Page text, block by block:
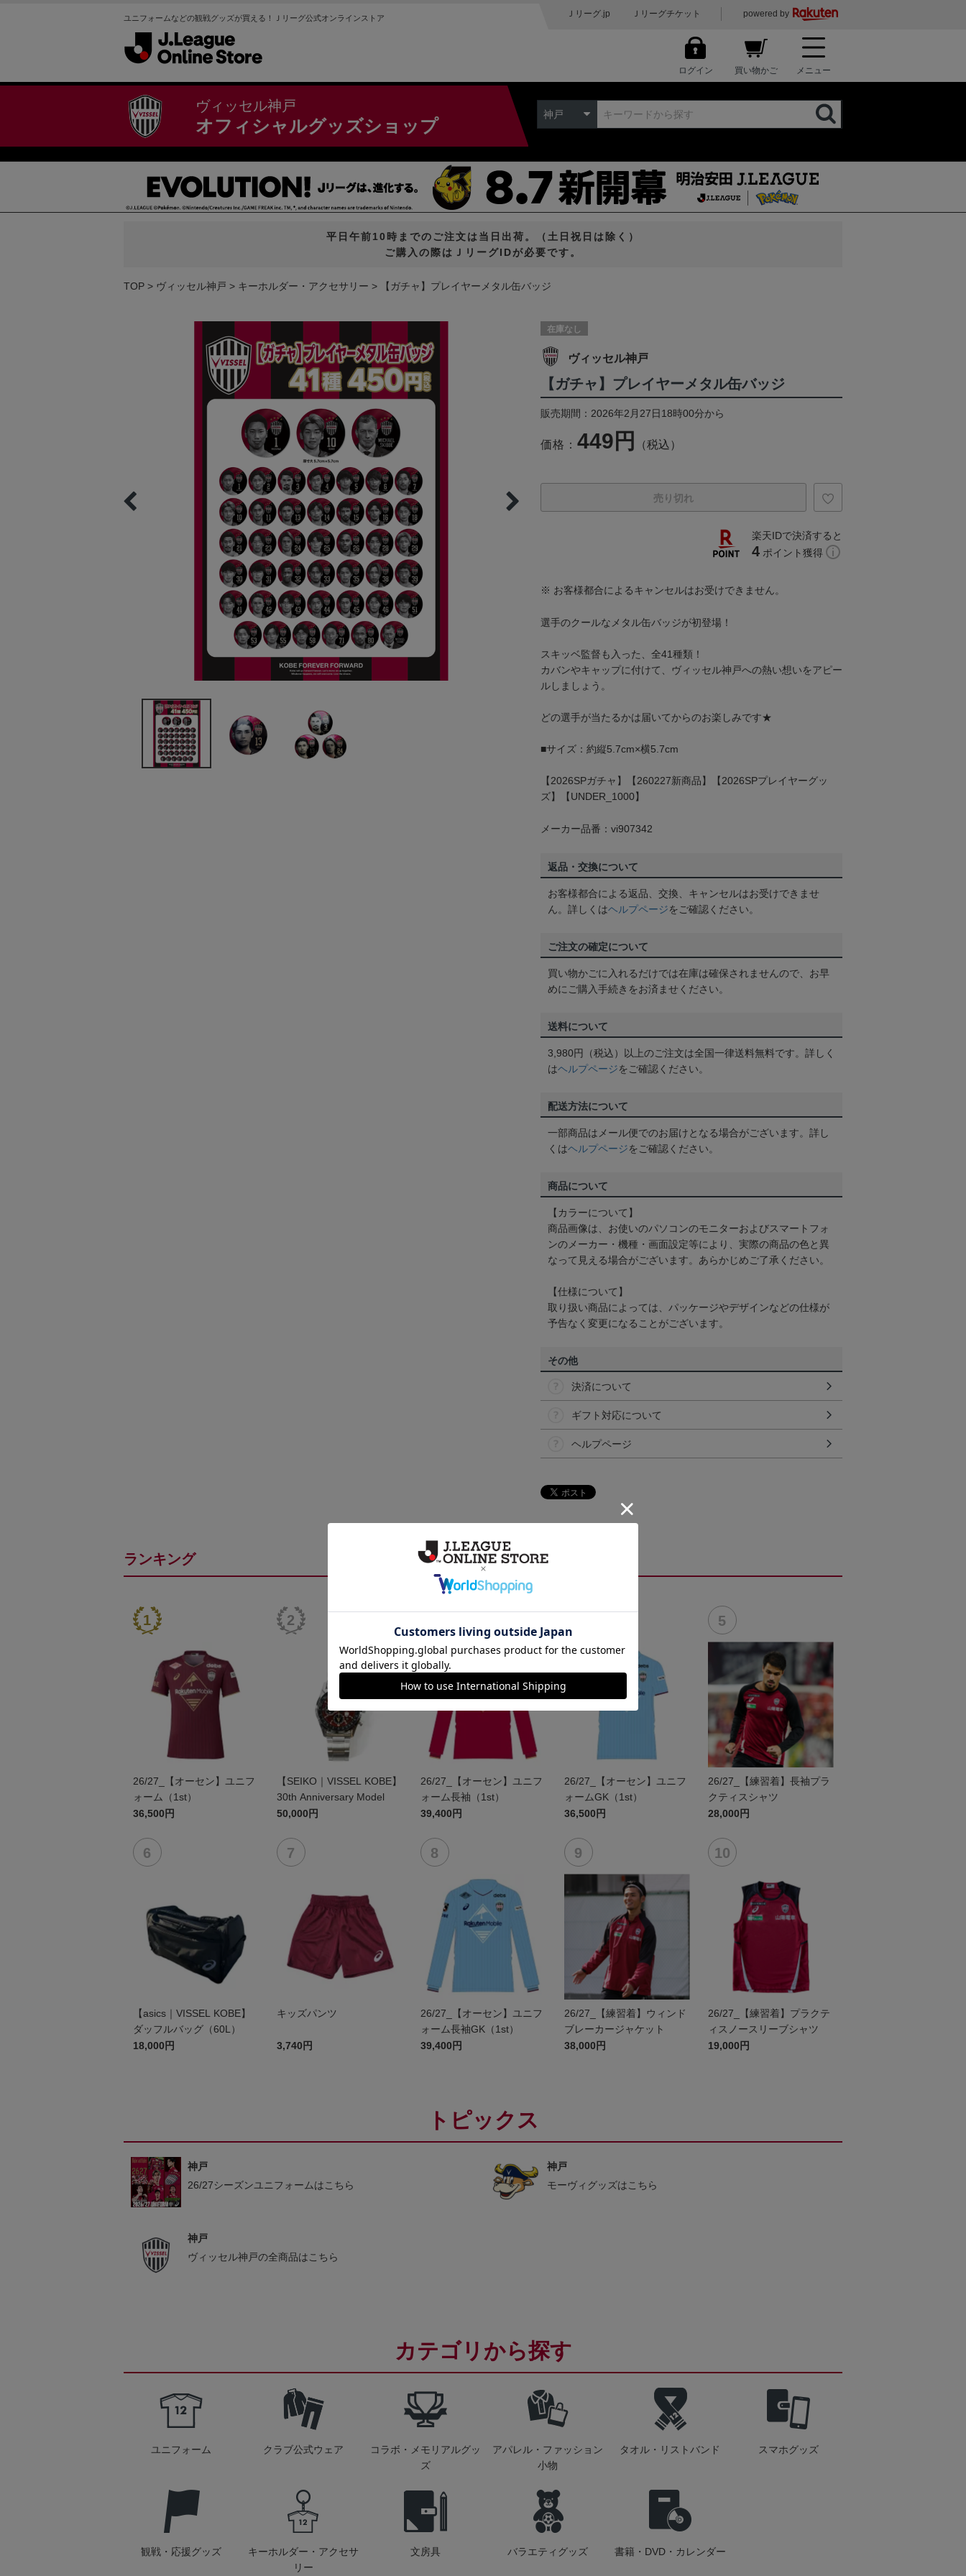
ユニフォームなどの観戦グッズが買える！Ｊリーグ公式オンラインストア Ｊリーグ.jp Ｊリーグチケット powered by
ログイン 買い物かご メニュー
ヴィッセル神戸
オフィシャルグッズショップ
神戸
平日午前10時までのご注文は当日出荷。（土日祝日は除く）
ご購入の際はＪリーグIDが必要です。
TOP ヴィッセル神戸 キーホルダー・アクセサリー 【ガチャ】プレイヤーメタル缶バッジ
在庫なし
ヴィッセル神戸
【ガチャ】プレイヤーメタル缶バッジ
販売期間：2026年2月27日18時00分から
価格： 449円 （税込）
売り切れ
楽天IDで決済すると
4 ポイント獲得
※ お客様都合によるキャンセルはお受けできません。
選手のクールなメタル缶バッジが初登場！
スキッベ監督も入った、全41種類！
カバンやキャップに付けて、ヴィッセル神戸への熱い想いをアピー
ルしましょう。
どの選手が当たるかは届いてからのお楽しみです★
■サイズ：約縦5.7cm×横5.7cm
【2026SPガチャ】【260227新商品】【2026SPプレイヤーグッ
ズ】【UNDER_1000】
メーカー品番：vi907342
返品・交換について
お客様都合による返品、交換、キャンセルはお受けできませ
ん。詳しくはヘルプページをご確認ください。
ご注文の確定について
買い物かごに入れるだけでは在庫は確保されませんので、お早
めにご購入手続きをお済ませください。
送料について
3,980円（税込）以上のご注文は全国一律送料無料です。詳しく
はヘルプページをご確認ください。
配送方法について
一部商品はメール便でのお届けとなる場合がございます。詳し
くはヘルプページをご確認ください。
商品について
【カラーについて】
商品画像は、お使いのパソコンのモニターおよびスマートフォ
ンのメーカー・機種・画面設定等により、実際の商品の色と異
なって見える場合がございます。あらかじめご了承ください。
【仕様について】
取り扱い商品によっては、パッケージやデザインなどの仕様が
予告なく変更になることがございます。
その他
決済について
ギフト対応について
ヘルプページ
ランキング
26/27_【オーセン】ユニフ
ォーム（1st）
36,500円
【SEIKO｜VISSEL KOBE】
30th Anniversary Model
50,000円
26/27_【オーセン】ユニフ
ォーム長袖（1st）
39,400円
26/27_【オーセン】ユニフ
ォームGK（1st）
36,500円
26/27_【練習着】長袖プラ
クティスシャツ
28,000円
【asics｜VISSEL KOBE】
ダッフルバッグ（60L）
18,000円
キッズパンツ
3,740円
26/27_【オーセン】ユニフ
ォーム長袖GK（1st）
39,400円
26/27_【練習着】ウィンド
ブレーカージャケット
38,000円
26/27_【練習着】プラクテ
ィスノースリーブシャツ
19,000円
トピックス
神戸
26/27シーズンユニフォームはこちら
神戸
モーヴィグッズはこちら
神戸
ヴィッセル神戸の全商品はこちら
カテゴリから探す
ユニフォーム クラブ公式ウェア
コラボ・メモリアルグッ
ズ
アパレル・ファッション
小物
タオル・リストバンド スマホグッズ
観戦・応援グッズ
キーホルダー・アクセサ
リー
文房具 バラエティグッズ 書籍・DVD・カレンダー